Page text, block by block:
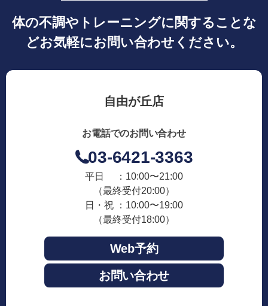
体の不調やトレーニングに関することな
どお気軽にお問い合わせください。
自由が丘店
お電話でのお問い合わせ
03-6421-3363
平日 ：10:00〜21:00
（最終受付20:00）
日・祝 ：10:00〜19:00
（最終受付18:00）
Web予約
お問い合わせ